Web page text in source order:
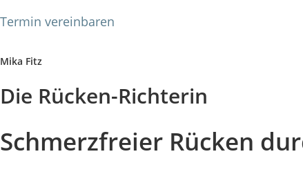
Termin vereinbaren
Mika Fitz
Die Rücken-Richterin
Schmerzfreier Rücken